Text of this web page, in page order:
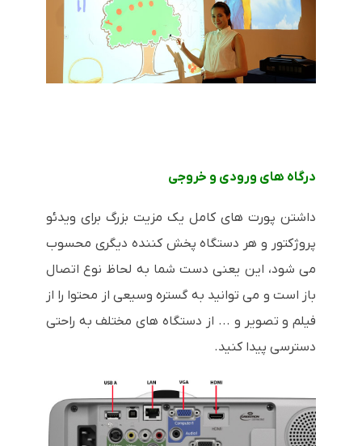
درگاه های ورودی و خروجی
داشتن پورت های کامل یک مزیت بزرگ برای ویدئو
پروژکتور و هر دستگاه پخش کننده دیگری محسوب
می شود، این یعنی دست شما به لحاظ نوع اتصال
باز است و می توانید به گستره وسیعی از محتوا را از
فیلم و تصویر و ... از دستگاه های مختلف به راحتی
دسترسی پیدا کنید.